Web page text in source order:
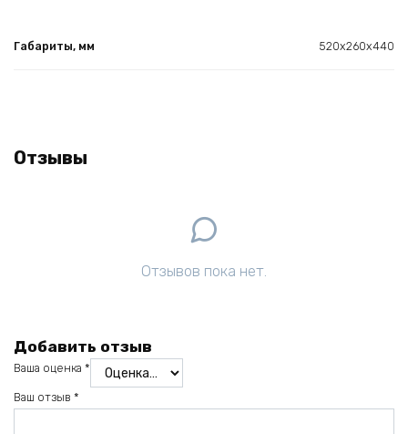
Габариты, мм 520х260х440
Отзывы
Отзывов пока нет.
Добавить отзыв
Ваша оценка *
Ваш отзыв *